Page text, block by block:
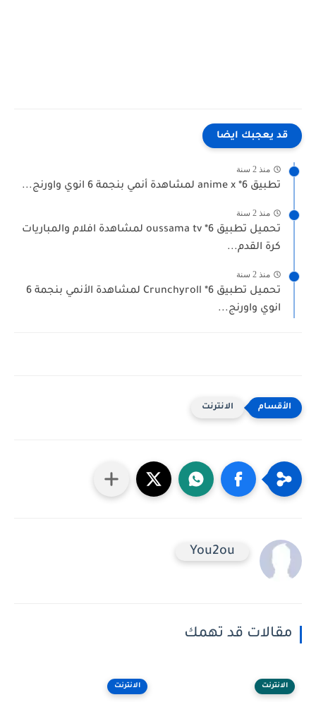
قد يعجبك ايضا
منذ 2 سنة
تطبيق anime x *6 لمشاهدة أنمي بنجمة 6 انوي واورنج...
منذ 2 سنة
تحميل تطبيق oussama tv *6 لمشاهدة افلام والمباريات
كرة القدم...
منذ 2 سنة
تحميل تطبيق Crunchyroll *6 لمشاهدة الأنمي بنجمة 6
انوي واورنج...
الانترنت
You2ou
مقالات قد تهمك
الانترنت الانترنت